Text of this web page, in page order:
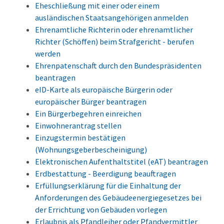
Eheschließung mit einer oder einem
ausländischen Staatsangehörigen anmelden
Ehrenamtliche Richterin oder ehrenamtlicher
Richter (Schöffen) beim Strafgericht - berufen
werden
Ehrenpatenschaft durch den Bundespräsidenten
beantragen
eID-Karte als europäische Bürgerin oder
europäischer Bürger beantragen
Ein Bürgerbegehren einreichen
Einwohnerantrag stellen
Einzugstermin bestätigen
(Wohnungsgeberbescheinigung)
Elektronischen Aufenthaltstitel (eAT) beantragen
Erdbestattung - Beerdigung beauftragen
Erfüllungserklärung für die Einhaltung der
Anforderungen des Gebäudeenergiegesetzes bei
der Errichtung von Gebäuden vorlegen
Erlaubnis als Pfandleiher oder Pfandvermittler